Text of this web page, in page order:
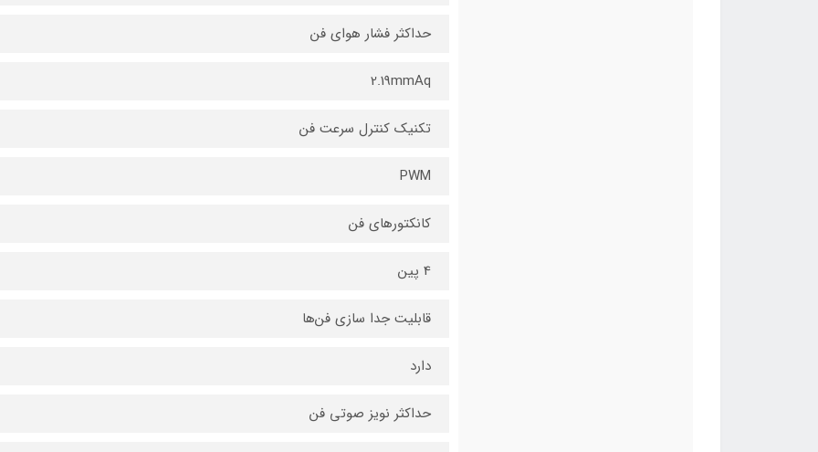
حداکثر فشار هوای فن
2.19mmAq
تکنیک کنترل سرعت فن
PWM
کانکتورهای فن
4 پین
قابلیت جدا سازی فن‌ها
دارد
حداکثر نویز صوتی فن